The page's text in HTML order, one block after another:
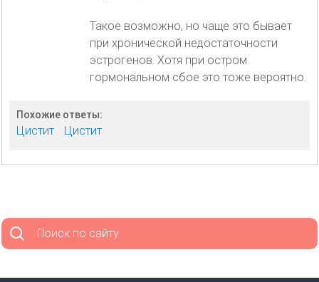
Такое возможно, но чаще это бывает
при хронической недостаточности
эстрогенов. Хотя при остром
гормональном сбое это тоже вероятно.
Похожие ответы:
Цистит Цистит
Поиск по сайту